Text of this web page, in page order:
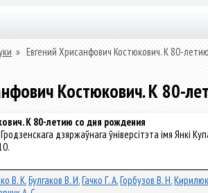
» Евгений Хрисанфович Костюкович. К 80-
Костюкович. К 80-
К 80-летию со дня рождения
дзяржаўнага ўніверсітэта імя Янкі
В. К.Булгаков В. И.Гачко Г. А.Горбузов В. Н.